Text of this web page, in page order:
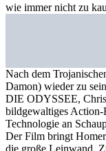
wie immer nicht zu
Nach dem
Damon) wieder zu
DIE ODYSSEE,
bildgewaltiges
Technologie an
Der Film bringt
die große Leinwand.